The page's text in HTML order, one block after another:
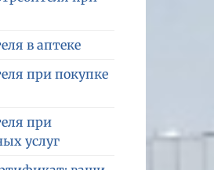
в аптеке
при покупке
при
услуг